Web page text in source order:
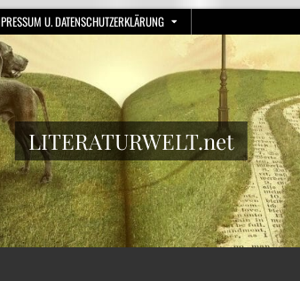
U. DATENSCHUTZERKLÄRUNG
LITERATURWELT.net